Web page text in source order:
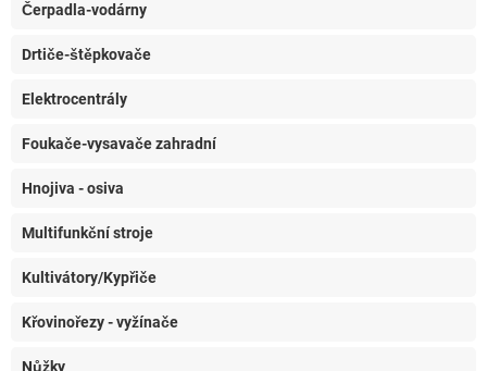
Čerpadla-vodárny
Drtiče-štěpkovače
Elektrocentrály
Foukače-vysavače zahradní
Hnojiva - osiva
Multifunkční stroje
Kultivátory/Kypřiče
Křovinořezy - vyžínače
Nůžky